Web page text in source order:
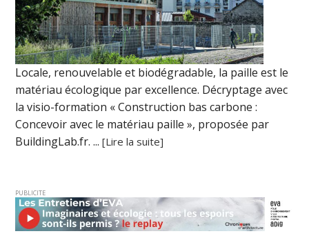
Locale, renouvelable et biodégradable, la paille est le
matériau écologique par excellence. Décryptage avec
la visio-formation « Construction bas carbone :
Concevoir avec le matériau paille », proposée par
BuildingLab.fr. ...[Lire la suite]
PUBLICITE